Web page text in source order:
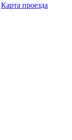
Карта проезда